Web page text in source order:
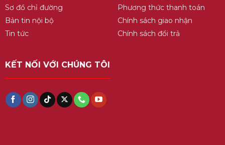
Sơ đồ chỉ đường
Bản tin nội bộ
Tin tức
Phương thức thanh toán
Chính sách giao nhận
Chính sách đổi trả
KẾT NỐI VỚI CHÚNG TÔI